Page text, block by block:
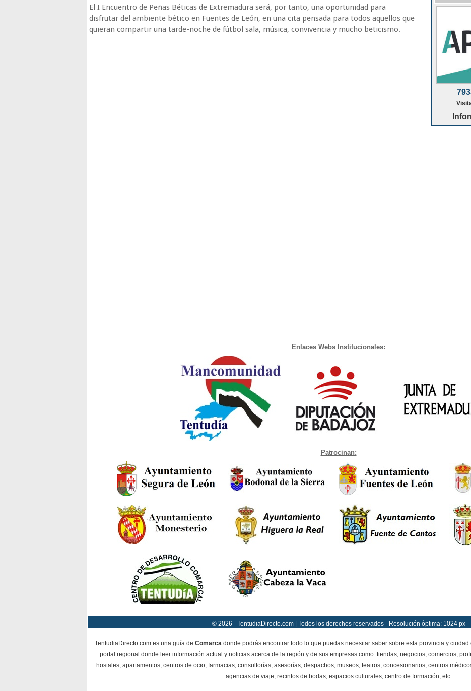
El I Encuentro de Peñas Béticas de Extremadura será, por tanto, una oportunidad para
disfrutar del ambiente bético en Fuentes de León, en una cita pensada para todos aquellos que
quieran compartir una tarde-noche de fútbol sala, música, convivencia y mucho beticismo.
Enlaces Webs Institucionales:
Patrocinan:
© 2026 - TentudiaDirecto.com | Todos los derechos reservados - Resolución óptima: 1024 px
TentudiaDirecto.com es una guía de Comarca donde podrás encontrar todo lo que puedas necesitar saber sobre esta provincia y
portal regional donde leer información actual y noticias acerca de la región y de sus empresas como: tiendas, negocios, comercios,
hostales, apartamentos, centros de ocio, farmacias, consultorías, asesorías, despachos, museos, teatros, concesionarios, centros
agencias de viaje, recintos de bodas, espacios culturales, centro de formación, etc.